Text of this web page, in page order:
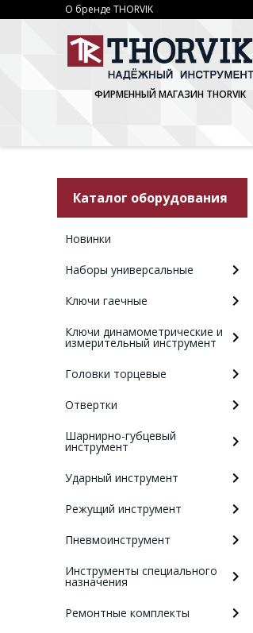
О бренде THORVIK
ФИРМЕННЫЙ МАГАЗИН THORVIK
Каталог оборудования
Новинки
Наборы универсальные
Ключи гаечные
Ключи динамометрические и
измерительный инструмент
Головки торцевые
Отвертки
Шарнирно-губцевый
инструмент
Ударный инструмент
Режущий инструмент
Пневмоинструмент
Инструменты специального
назначения
Ремонтные комплекты